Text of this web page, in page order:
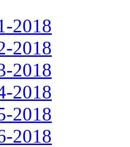
2018
2018
2018
2018
2018
2018